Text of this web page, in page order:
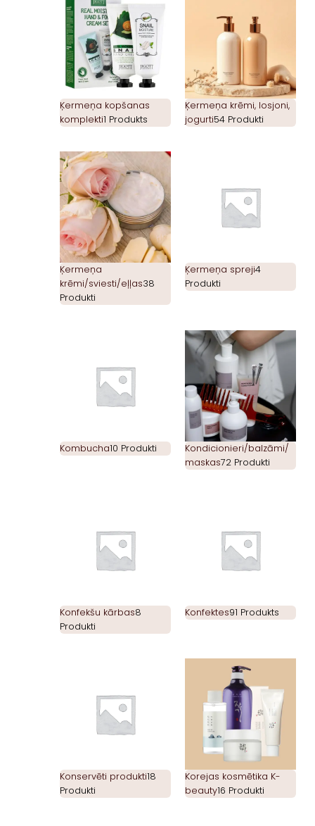
Ķermeņa kopšanas
komplekti1 Produkts
Ķermeņa krēmi, losjoni,
jogurti54 Produkti
Ķermeņa
krēmi/sviesti/eļļas38
Produkti
Ķermeņa spreji4
Produkti
Kombucha10 Produkti
Kondicionieri/balzāmi/
maskas72 Produkti
Konfekšu kārbas8
Produkti
Konfektes91 Produkts
Konservēti produkti18
Produkti
Korejas kosmētika K-
beauty16 Produkti